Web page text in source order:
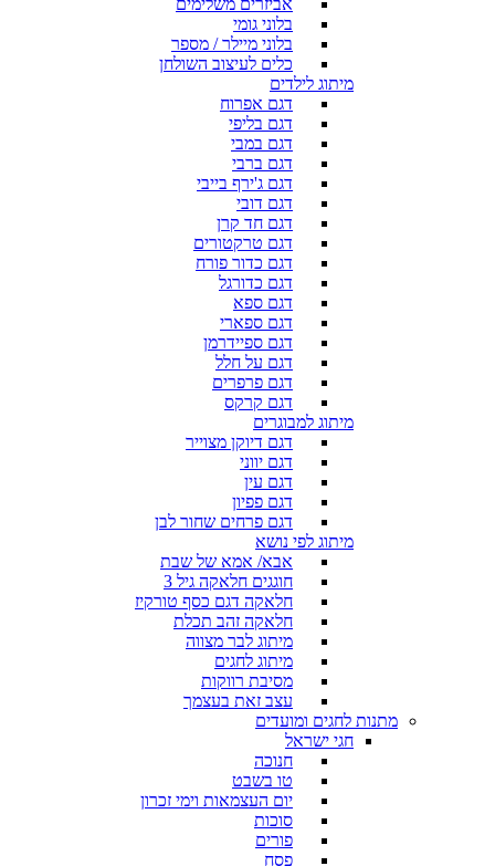
אביזרים משלימים
בלוני גומי
בלוני מיילר / מספר
כלים לעיצוב השולחן
מיתוג לילדים
דגם אפרוח
דגם בליפי
דגם במבי
דגם ברבי
דגם ג'ירף בייבי
דגם דובי
דגם חד קרן
דגם טרקטורים
דגם כדור פורח
דגם כדורגל
דגם ספא
דגם ספארי
דגם ספיידרמן
דגם על חלל
דגם פרפרים
דגם קרקס
מיתוג למבוגרים
דגם דיוקן מצוייר
דגם יווני
דגם עין
דגם פפיון
דגם פרחים שחור לבן
מיתוג לפי נושא
אבא/ אמא של שבת
חוגגים חלאקה גיל 3
חלאקה דגם כסף טורקיז
חלאקה זהב תכלת
מיתוג לבר מצווה
מיתוג לחגים
מסיבת רווקות
עצב זאת בעצמך
מתנות לחגים ומועדים
חגי ישראל
חנוכה
טו בשבט
יום העצמאות וימי זכרון
סוכות
פורים
פסח